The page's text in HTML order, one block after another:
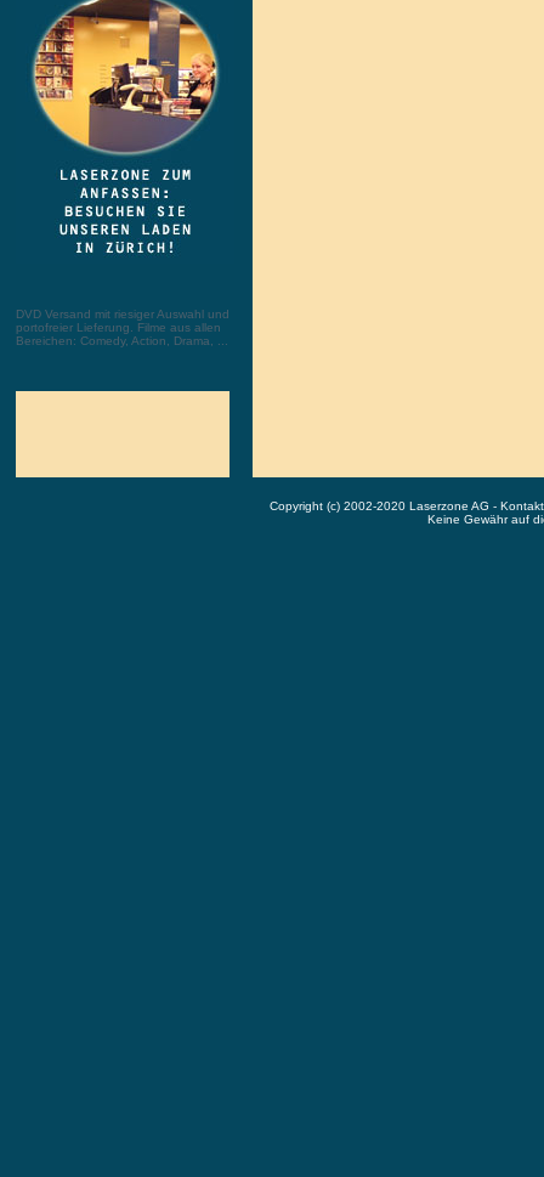
DVD Versand mit riesiger Auswahl und
portofreier Lieferung. Filme aus allen
Bereichen: Comedy, Action, Drama, ...
Copyright (c) 2002-2020 Laserzone AG -
Keine Gewähr auf